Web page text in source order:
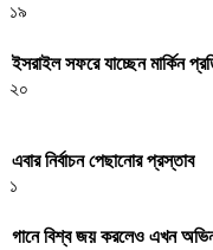
১৯
ইসরাইল সফরে যাচ্ছেন মার্কিন
২০
এবার নির্বাচন পেছানোর প্রস্তাব
১
গানে বিশ্ব জয় করলেও এখন